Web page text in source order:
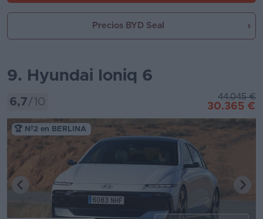
Precios BYD Seal
9. Hyundai Ioniq 6
6,7/10 44.045 €
30.365 €
🏆 Nº2 en BERLINA